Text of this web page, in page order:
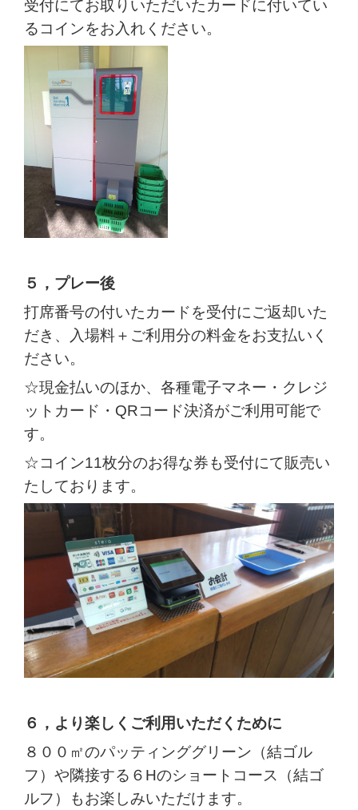
受付にてお取りいただいたカードに付いてい
るコインをお入れください。
５，プレー後
打席番号の付いたカードを受付にご返却いた
だき、入場料＋ご利用分の料金をお支払いく
ださい。
☆現金払いのほか、各種電子マネー・クレジ
ットカード・QRコード決済がご利用可能で
す。
☆コイン11枚分のお得な券も受付にて販売い
たしております。
６，より楽しくご利用いただくために
８００㎡のパッティンググリーン（結ゴル
フ） や隣接する ６Hのショートコース（結ゴ
ルフ）
もお楽しみいただけます。